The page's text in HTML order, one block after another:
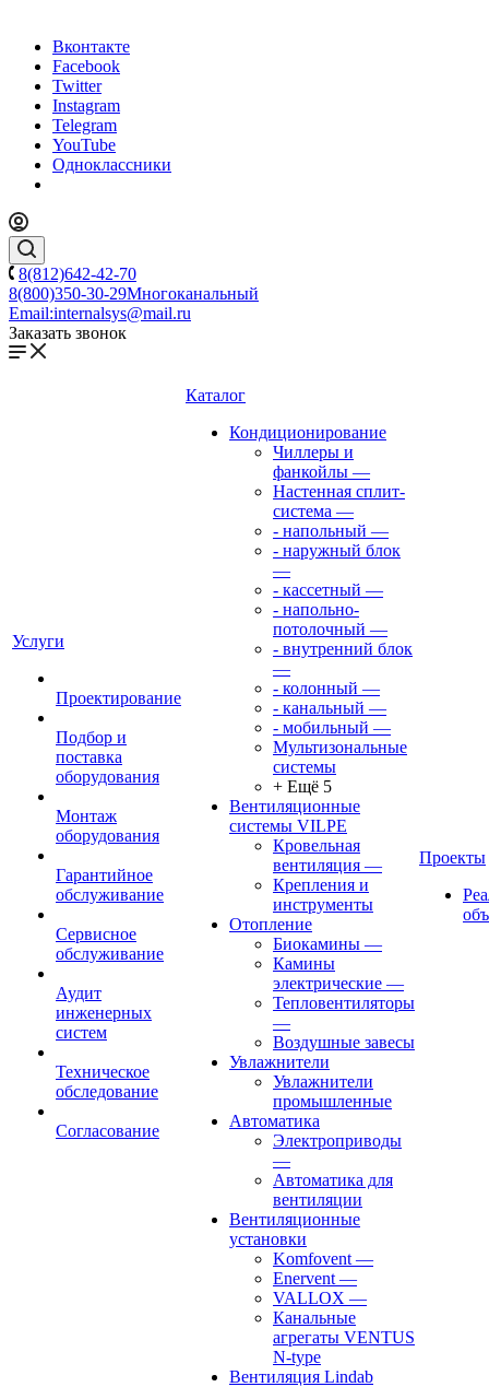
Вконтакте
Facebook
Twitter
Instagram
Telegram
YouTube
Одноклассники
8(812)642-42-70
8(800)350-30-29Многоканальный
Email:internalsys@mail.ru
Заказать звонок
Услуги
Проектирование
Подбор и
поставка
оборудования
Монтаж
оборудования
Гарантийное
обслуживание
Сервисное
обслуживание
Аудит
инженерных
систем
Техническое
обследование
Согласование
Каталог
Кондиционирование
Чиллеры и
фанкойлы —
Настенная сплит-
система —
- напольный —
- наружный блок
—
- кассетный —
- напольно-
потолочный —
- внутренний блок
—
- колонный —
- канальный —
- мобильный —
Мультизональные
системы
+ Ещё 5
Вентиляционные
системы VILPE
Кровельная
вентиляция —
Крепления и
инструменты
Отопление
Биокамины —
Камины
электрические —
Тепловентиляторы
—
Воздушные завесы
Увлажнители
Увлажнители
промышленные
Автоматика
Электроприводы
—
Автоматика для
вентиляции
Вентиляционные
установки
Komfovent —
Enervent —
VALLOX —
Канальные
агрегаты VENTUS
N-type
Вентиляция Lindab
Проекты